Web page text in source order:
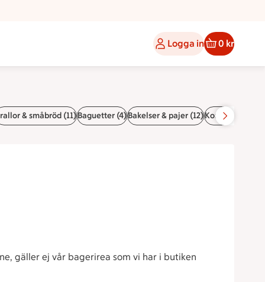
Logga in 0 kr
& småbröd (11)Baguetter (4)Bakelser & pajer (12)Kondisbitar (9)
gäller ej vår bagerirea som vi har i butiken